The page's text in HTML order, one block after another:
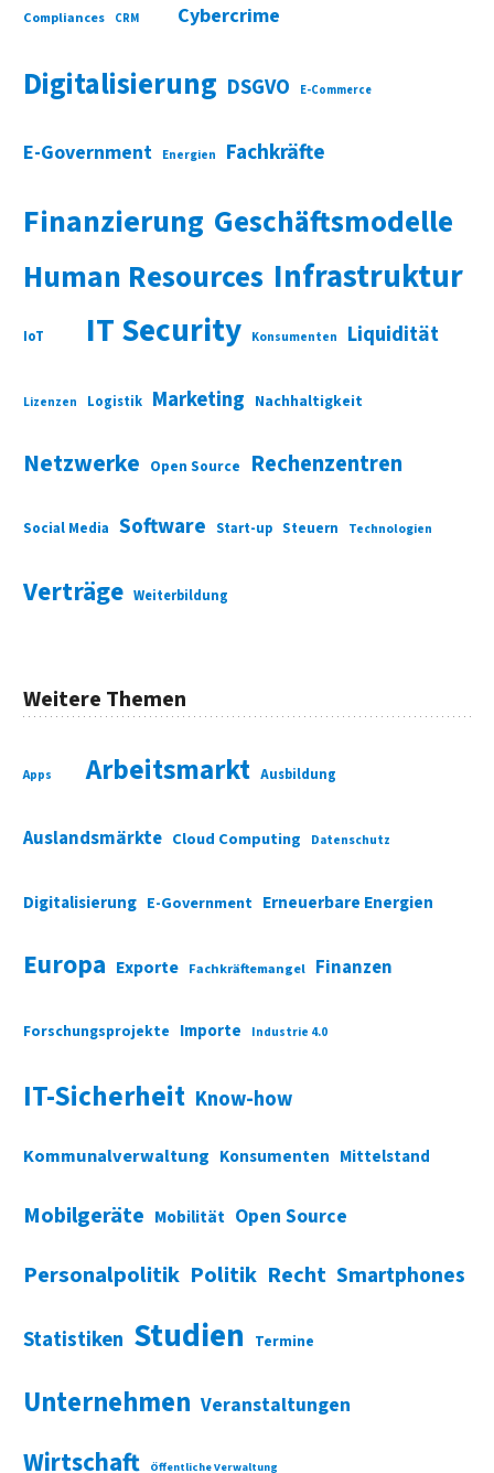
Compliances CRM Cybercrime
Digitalisierung DSGVO E-Commerce
E-Government Energien Fachkräfte
Finanzierung Geschäftsmodelle
Human Resources Infrastruktur
IoT IT Security Konsumenten Liquidität
Lizenzen Logistik Marketing Nachhaltigkeit
Netzwerke Open Source Rechenzentren
Social Media Software Start-up Steuern Technologien
Verträge Weiterbildung
Weitere Themen
Apps Arbeitsmarkt Ausbildung
Auslandsmärkte Cloud Computing Datenschutz
Digitalisierung E-Government Erneuerbare Energien
Europa Exporte Fachkräftemangel Finanzen
Forschungsprojekte Importe Industrie 4.0
IT-Sicherheit Know-how
Kommunalverwaltung Konsumenten Mittelstand
Mobilgeräte Mobilität Open Source
Personalpolitik Politik Recht Smartphones
Statistiken Studien Termine
Unternehmen Veranstaltungen
Wirtschaft Öffentliche Verwaltung